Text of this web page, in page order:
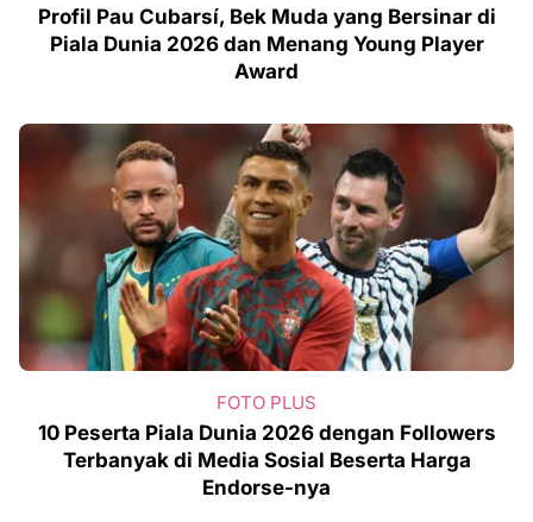
Profil Pau Cubarsí, Bek Muda yang Bersinar di
Piala Dunia 2026 dan Menang Young Player
Award
FOTO PLUS
10 Peserta Piala Dunia 2026 dengan Followers
Terbanyak di Media Sosial Beserta Harga
Endorse-nya